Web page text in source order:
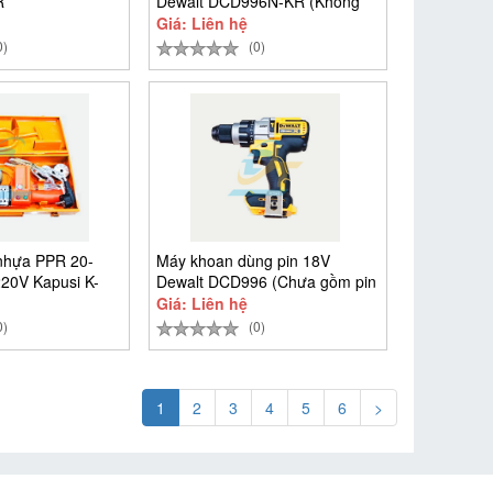
gồm
Giá: Liên hệ
(0)
PPR 20-
Kapusi K-
Máy khoan dùng pin 18V
Dewalt DCD996 (Chưa gồm pin
sạc)
Giá: Liên hệ
(0)
1 2 3 4 5 6 >